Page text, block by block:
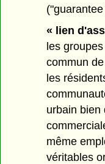
« lien
les
commun
les
urbain bien
même
véritables